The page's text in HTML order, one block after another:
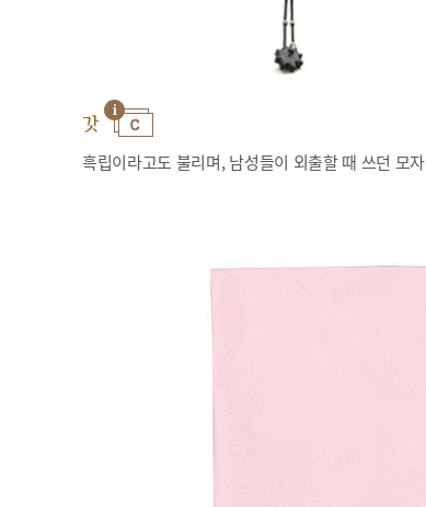
갓
흑립이라고도 불리며, 남성들이 외출할 때 쓰던 모자